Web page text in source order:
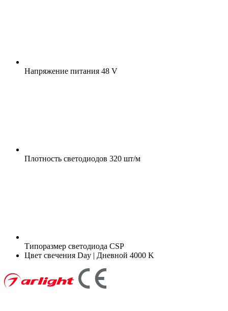
Напряжение питания 48 V
Плотность светодиодов 320 шт/м
Типоразмер светодиода CSP
Цвет свечения Day | Дневной 4000 K